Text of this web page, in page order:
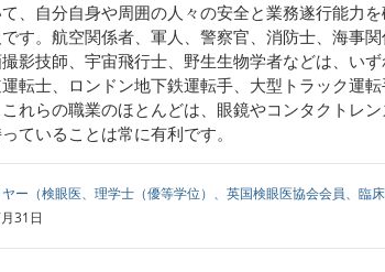
、自分自身や周囲の人々の安全と業務遂行能力
す。航空関係者、軍人、警察官、消防士、海事
影技師、宇宙飛行士、野生生物学者などは、い
転士、ロンドン地下鉄運転手、大型トラック運
れらの職業のほとんどは、眼鏡やコンタクトレ
ていることは常に有利です。
ー（検眼医、理学士（優等学位）、英国検眼医協会会員、臨床
31日